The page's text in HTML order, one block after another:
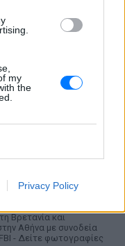
my
the
Privacy Policy
επίθεση στη
της ΓΑΔΑ
Βρετανία και
Αθήνα με συνοδεία
- Δείτε φωτογραφίες